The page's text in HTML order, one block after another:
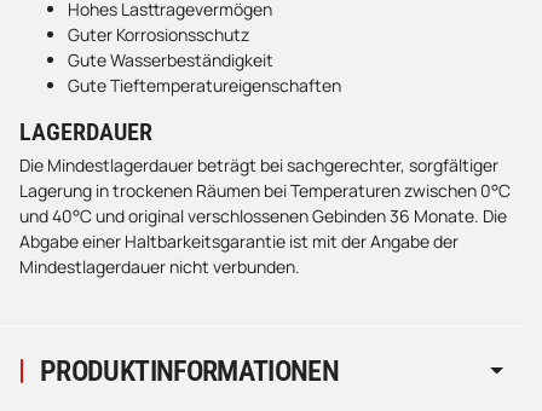
PRODUKTINFORMATIONEN
Hohes Lasttragevermögen
Guter Korrosionsschutz
Gute Wasserbeständigkeit
Gute Tieftemperatureigenschaften
LAGERDAUER
Die Mindestlagerdauer beträgt bei sachgerechter, sorgfältiger
Lagerung in trockenen Räumen bei Temperaturen zwischen 0°C
und 40°C und original verschlossenen Gebinden 36 Monate. Die
Abgabe einer Haltbarkeitsgarantie ist mit der Angabe der
Mindestlagerdauer nicht verbunden.